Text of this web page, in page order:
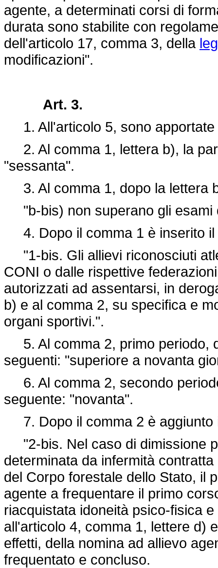
agente, a determinati corsi di
durata sono stabilite con
dell'articolo 17, comma 3, della
modificazioni".
Art. 3.
1. All'articolo 5, sono apportate
2. Al comma 1, lettera b), la
"sessanta".
3. Al comma 1, dopo la lettera
"b-bis) non superano gli esami
4. Dopo il comma 1 è inserito il
"1-bis. Gli allievi riconosciuti
CONI o dalle rispettive
autorizzati ad assentarsi, in
b) e al comma 2, su specifica e
organi sportivi.".
5. Al comma 2, primo periodo,
seguenti: "superiore a novanta
6. Al comma 2, secondo
seguente: "novanta".
7. Dopo il comma 2 è aggiunto
"2-bis. Nel caso di dimissione
determinata da infermità
del Corpo forestale dello Stato, il
agente a frequentare il primo
riacquistata idoneità psico-fisica
all'articolo 4, comma 1, lettere d)
effetti, della nomina ad allievo
frequentato e concluso.